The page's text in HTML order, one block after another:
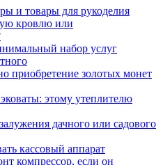
и товары для рукоделия
кровлю или
набор услуг
приобретение золотых монет
этому утеплителю
дачного или садового
кассовый аппарат
компрессор, если он